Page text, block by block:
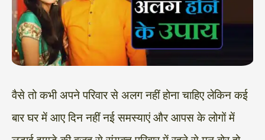
वैसे तो कभी अपने परिवार से अलग नहीं होना चाहिए लेकिन कई
बार घर में आए दिन नहीं नई समस्याएं और आपस के लोगों में